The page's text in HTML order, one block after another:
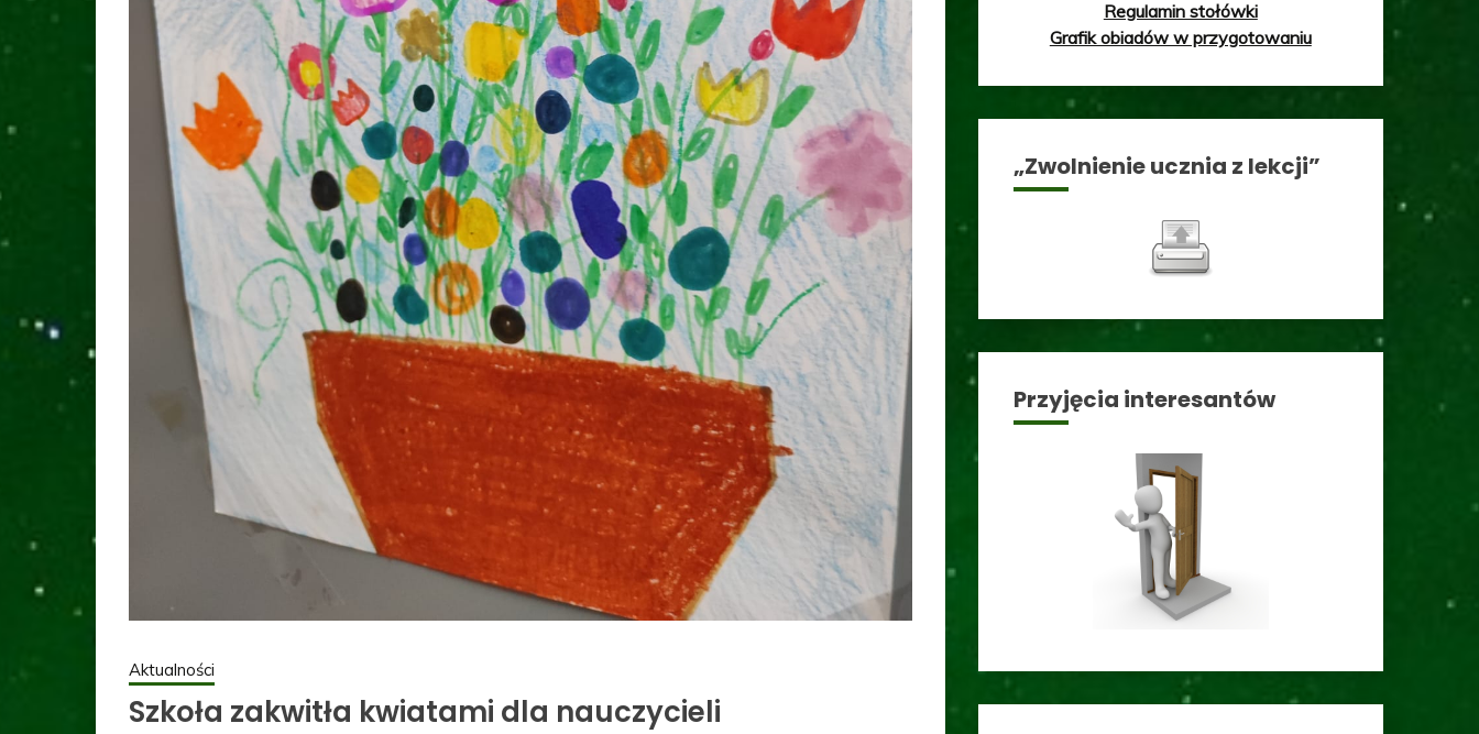
Aktualności
Szkoła zakwitła kwiatami dla nauczycieli
Regulamin stołówki
Grafik obiadów w przygotowaniu
„Zwolnienie ucznia z lekcji”
Przyjęcia interesantów